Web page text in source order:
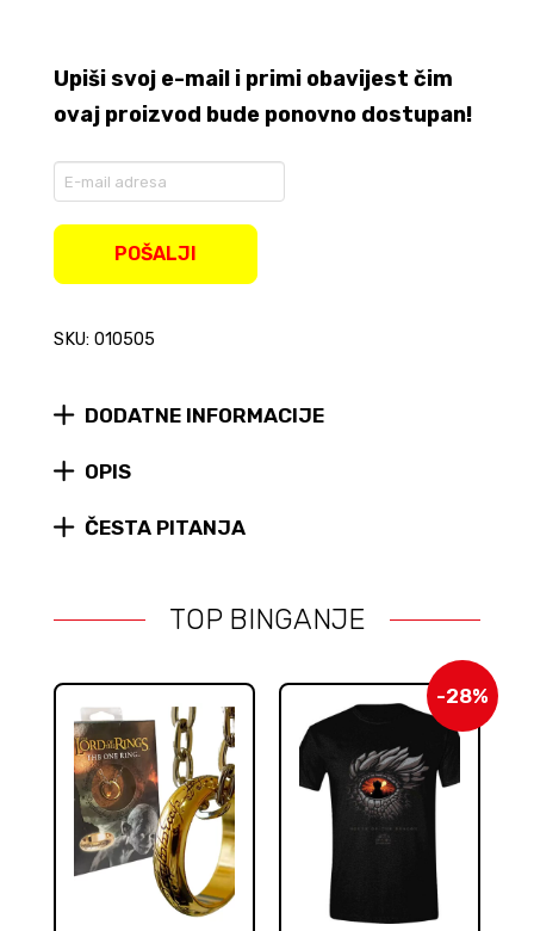
Upiši svoj e-mail i primi obavijest čim
ovaj proizvod bude ponovno dostupan!
your
waitlist
product
POŠALJI
SKU: 010505
DODATNE INFORMACIJE
OPIS
ČESTA PITANJA
TOP BINGANJE
-28%